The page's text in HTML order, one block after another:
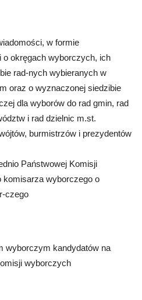
w formie
o okręgach wyborczych, ich
rad-nych wybieranych w
oraz o wyznaczonej siedzibie
dla wyborów do rad gmin, rad
i rad dzielnic m.st.
burmistrzów i prezydentów
Państwowej Komisji
komisarza wyborczego o
czego
wyborczym kandydatów na
wyborczych